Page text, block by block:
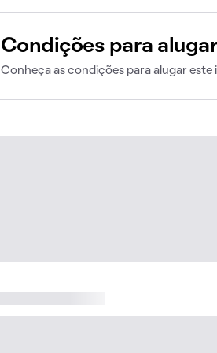
Condições para alugar
Conheça as condições para alugar este